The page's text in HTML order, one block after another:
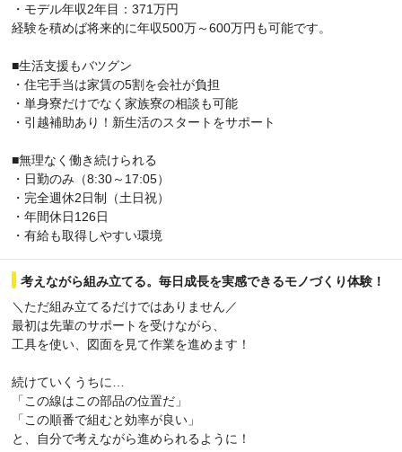
・モデル年収2年目：371万円
経験を積めば将来的に年収500万～600万円も可能です。
■生活支援もバツグン
・住宅手当は家賃の5割を会社が負担
・単身寮だけでなく家族寮の相談も可能
・引越補助あり！新生活のスタートをサポート
■無理なく働き続けられる
・日勤のみ（8:30～17:05）
・完全週休2日制（土日祝）
・年間休日126日
・有給も取得しやすい環境
考えながら組み立てる。毎日成長を実感できるモノづくり体験！
＼ただ組み立てるだけではありません／
最初は先輩のサポートを受けながら、
工具を使い、図面を見て作業を進めます！
続けていくうちに…
「この線はこの部品の位置だ」
「この順番で組むと効率が良い」
と、自分で考えながら進められるように！